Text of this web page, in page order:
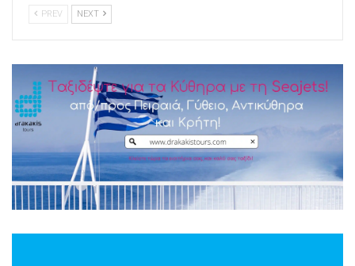
PREV NEXT